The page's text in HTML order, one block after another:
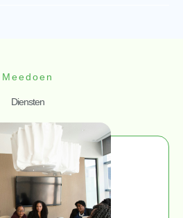
Meedoen
Diensten